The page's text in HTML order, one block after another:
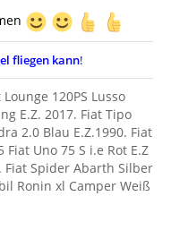
fliegen kann!
120PS Lusso
E.Z. 2017. Fiat Tipo
2.0 Blau E.Z.1990. Fiat
Uno 75 S i.e Rot E.Z
Fiat Spider Abarth Silber
Ronin xl Camper Weiß